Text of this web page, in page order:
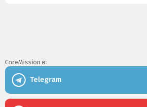
CoreMission в:
Telegram